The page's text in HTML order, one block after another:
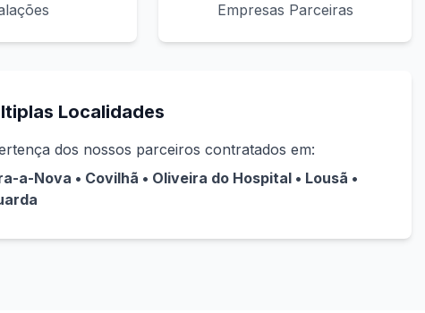
Empresas Parceiras
Localidades
dos nossos parceiros contratados em:
a-Nova • Covilhã • Oliveira do Hospital • Lousã •